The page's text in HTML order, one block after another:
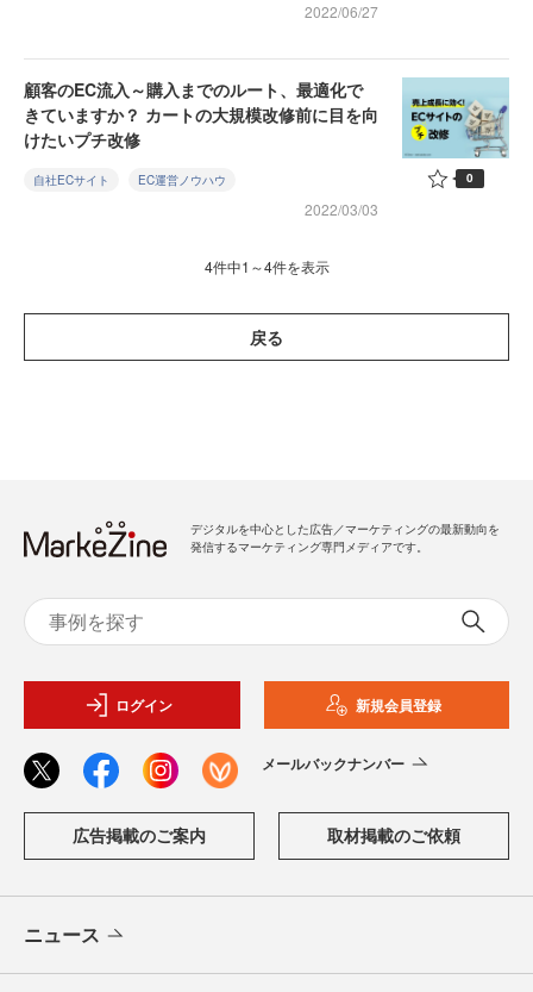
2022/06/27
顧客のEC流入～購入までのルート、最適化で
きていますか？ カートの大規模改修前に目を向
けたいプチ改修
自社ECサイト EC運営ノウハウ
2022/03/03
0
4件中1～4件を表示
戻る
デジタルを中心とした広告／マーケティングの最新動向を
発信するマーケティング専門メディアです。
ログイン 新規会員登録
メールバックナンバー
広告掲載のご案内 取材掲載のご依頼
ニュース